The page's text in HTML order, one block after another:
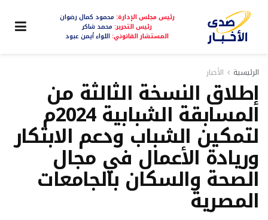
رئيس مجلس الإدارة: محمود كمال رضوان
رئيس التحرير: محمد شاكر
المستشار القانوني: اللواء أيمن عبود
الرئيسية الأخبار
إطلاق النسخة الثالثة من
المسابقة الشبابية 2024م
لتمكين الشباب ودعم الابتكار
وريادة الأعمال في مجال
الصحة والسكان بالجامعات
المصرية